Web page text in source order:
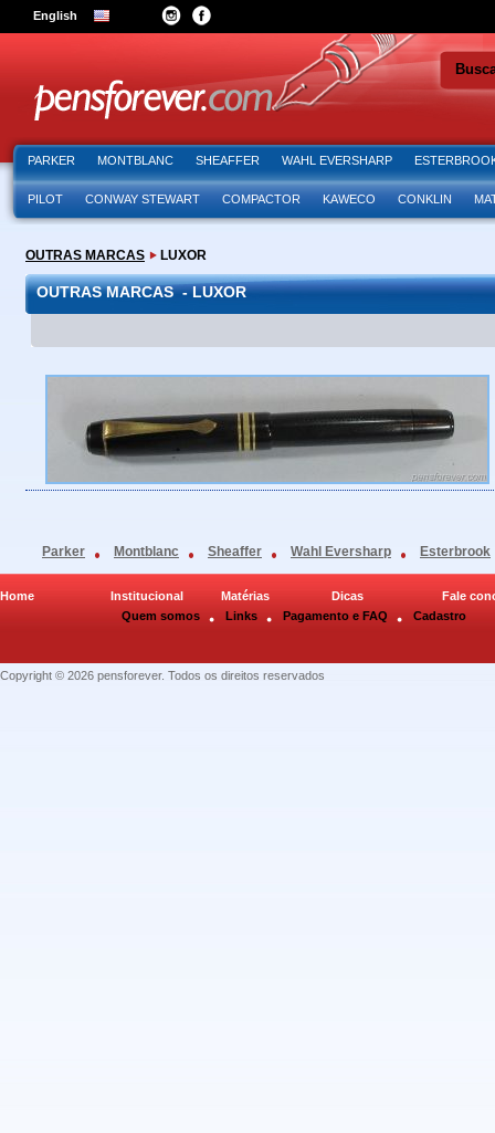
English
PARKER MONTBLANC SHEAFFER WAHL EVERSHARP
PILOT CONWAY STEWART COMPACTOR KAWECO CONKLIN
OUTRAS MARCAS LUXOR
OUTRAS MARCAS - LUXOR
Parker Montblanc Sheaffer Wahl Eversharp Esterbrook
Home
Institucional
Quem somos
Links Pagamento e FAQ Cadastro
Matérias Dicas Fale
Copyright © 2026 pensforever. Todos os direitos reservados